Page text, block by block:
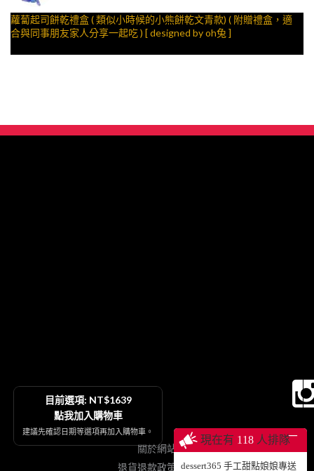
蘿蔔起司餅乾禮盒 ( 類似小時候的小熊餅乾文青款) ( 附贈禮盒，適
合與同事朋友家人分享一起吃 ) [ designed by oh兔 ]
現在有 118 人排隊─
dessert365 手工甜點娘娘專送
關於網站
退貨退款政策契約
目前選項: NT$1639
點我加入購物車
建議先確認日期等選項再加入購物車。